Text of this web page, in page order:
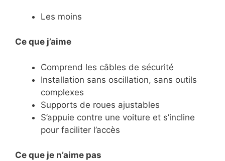
Les moins
Ce que j’aime
​Comprend les câbles de sécurité
​Installation sans oscillation, sans outils
complexes
​Supports de roues ajustables
​S’appuie contre une voiture et s’incline
pour faciliter l’accès
Ce que je n’aime pas